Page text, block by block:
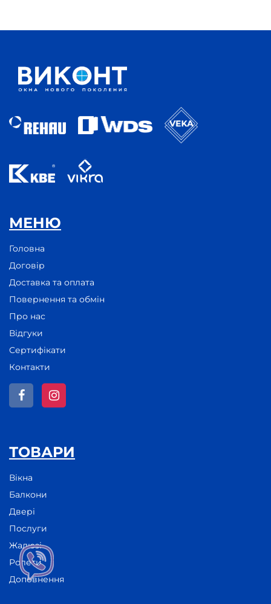
МЕНЮ
Головна
Договір
Доставка та оплата
Повернення та обмін
Про нас
Відгуки
Сертифікати
Контакти
ТОВАРИ
Вікна
Балкони
Двері
Послуги
Жалюзі
Ролети
Доповнення